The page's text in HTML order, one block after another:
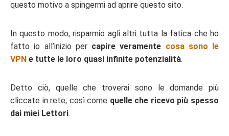
questo motivo a spingermi ad aprire questo sito.
In questo modo, risparmio agli altri tutta la fatica che ho
fatto io all’inizio per capire veramente cosa sono le
VPN e tutte le loro quasi infinite potenzialità.
Detto ciò, quelle che troverai sono le domande più
cliccate in rete, così come quelle che ricevo più spesso
dai miei Lettori.